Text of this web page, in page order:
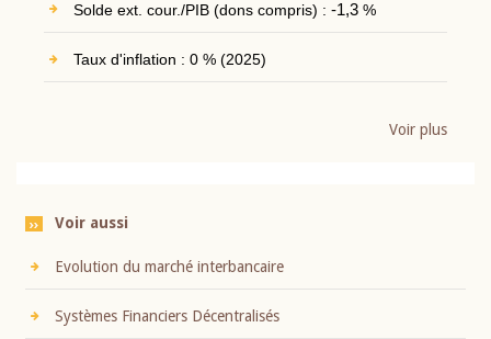
Solde ext. cour./PIB (dons compris) : -1,3%
Taux d'inflation : 0 % (2025)
Voir plus
Voir aussi
Evolution du marché interbancaire
Systèmes Financiers Décentralisés